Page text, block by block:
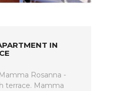
IN
Rosanna -
terrace. Mamma